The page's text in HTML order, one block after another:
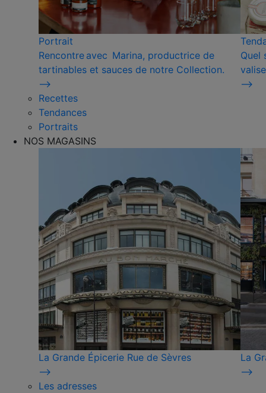
Portrait
Rencontre avec Marina, productrice de
tartinables et sauces de notre Collection.
⟶
Quel
⟶
Recettes
Tendances
Portraits
NOS MAGASINS
La Grande Épicerie Rue de Sèvres
⟶
La
⟶
Les adresses